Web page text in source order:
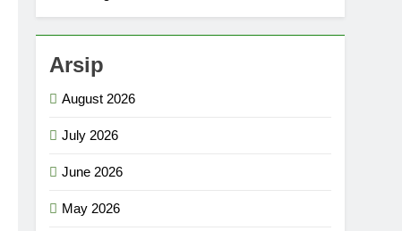
Arsip
August 2026
July 2026
June 2026
May 2026